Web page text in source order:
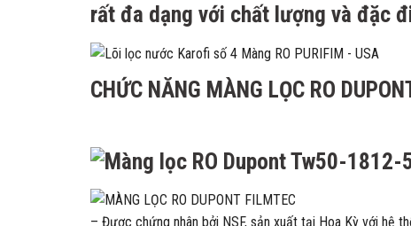
rất đa dạng với chất lượng và đặc
CHỨC NĂNG MÀNG LỌC RO
– Được chứng nhân bởi NSF, sản xuất tại Hoa Kỳ với hệ